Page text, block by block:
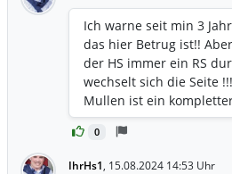
0
Ich warne seit min 3
das hier Betrug ist!!
der HS immer ein RS
wechselt sich die Seite
Mullen ist ein
IhrHs1, 15.08.2024 14:53 Uhr